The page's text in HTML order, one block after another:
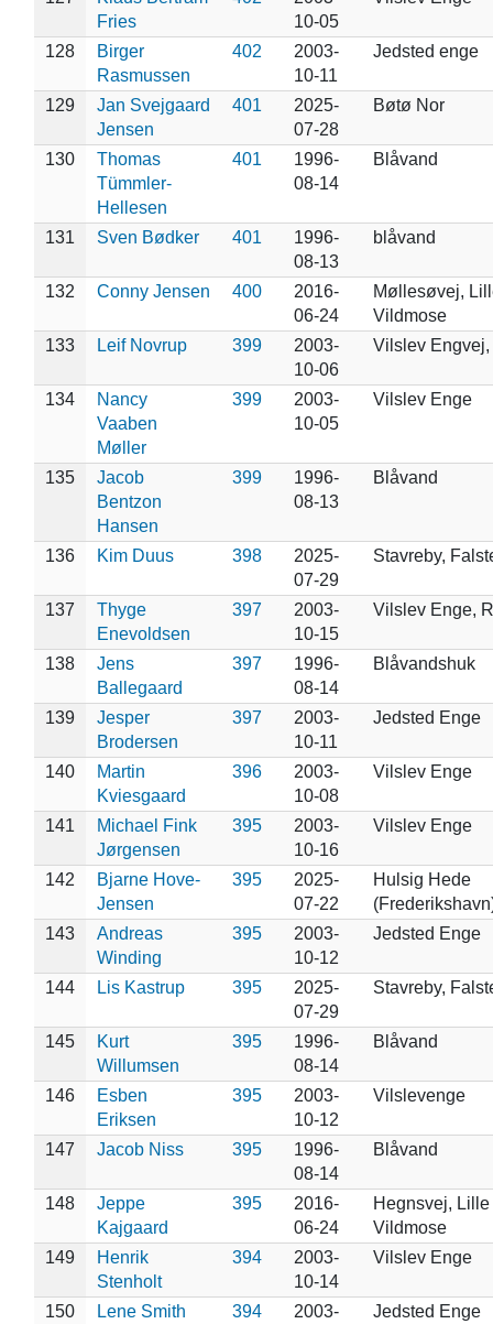
Fries
10-05
128
Birger
Rasmussen
402
2003-
10-11
Jedsted enge
129
Jan Svejgaard
Jensen
401
2025-
07-28
Bøtø Nor
130
Thomas
Tümmler-
Hellesen
401
1996-
08-14
Blåvand
131 Sven Bødker 401
1996-
08-13
blåvand
132 Conny Jensen 400
2016-
06-24
Møllesøvej,
Vildmose
133
Leif Novrup 399
2003-
10-06
Vilslev
134
Nancy
Vaaben
Møller
399
2003-
10-05
Vilslev Enge
135
Jacob
Bentzon
Hansen
399
1996-
08-13
Blåvand
136 Kim Duus 398
2025-
07-29
Stavreby,
137
Thyge
Enevoldsen
397
2003-
10-15
Vilslev Enge,
138
Jens
Ballegaard
397
1996-
08-14
Blåvandshuk
139
Jesper
Brodersen
397
2003-
10-11
Jedsted Enge
140
Martin
Kviesgaard
396
2003-
10-08
Vilslev Enge
141
Michael Fink
Jørgensen
395
2003-
10-16
Vilslev Enge
142
Bjarne Hove-
Jensen
395
2025-
07-22
Hulsig Hede
143
Andreas
Winding
395
2003-
10-12
Jedsted Enge
144 Lis Kastrup 395
2025-
07-29
Stavreby,
145
Kurt
Willumsen
395
1996-
08-14
Blåvand
146
Esben
Eriksen
395
2003-
10-12
Vilslevenge
147 Jacob Niss 395
1996-
08-14
Blåvand
148
Jeppe
Kajgaard
395
2016-
06-24
Hegnsvej, Lille
Vildmose
149
Henrik
Stenholt
394
2003-
10-14
Vilslev Enge
150 Lene Smith 394
2003-
Jedsted Enge